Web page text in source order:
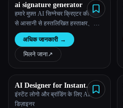
ai signature generator
हमारे मुफ़्त AI सिग्नेचर क्रिएटर की मदद
से आसानी से हस्तलिखित हस्ताक्षर、
कैलिग्राफ़ी हस्ताक्षर जेनरेट करें। अपना
नाम ऑनलाइन आर्ट में बदलें। किसी ऐप
की ज़रूरत नहीं है।
अधिक जानकारी →
मिलने जाना↗︎
AI Designer for Instant
Logos and Branding
इंस्टेंट लोगो और ब्रांडिंग के लिए AI
डिज़ाइनर